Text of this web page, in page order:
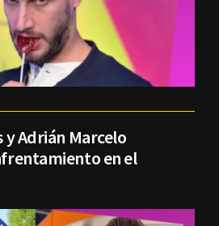
y Adrián Marcelo
en el